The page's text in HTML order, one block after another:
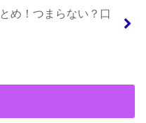
め！つまらない？口